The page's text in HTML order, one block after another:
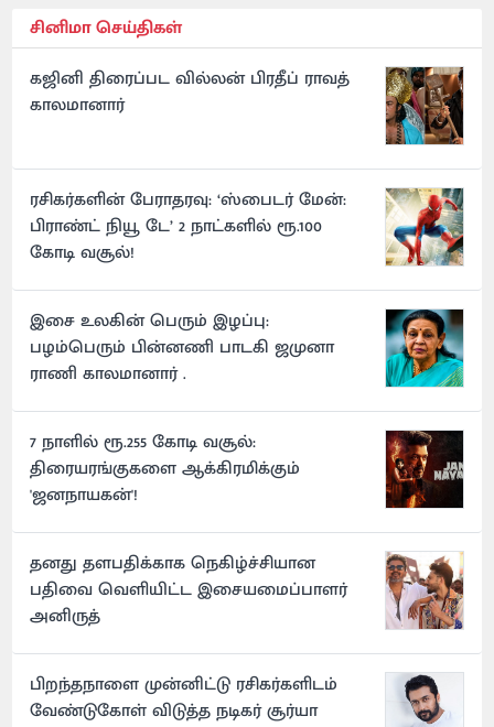
சினிமா செய்திகள்
கஜினி திரைப்பட வில்லன் பிரதீப் ராவத்
காலமானார்
ரசிகர்களின் பேராதரவு: ‘ஸ்பைடர் மேன்:
பிராண்ட் நியூ டே’ 2 நாட்களில் ரூ.100
கோடி வசூல்!
இசை உலகின் பெரும் இழப்பு:
பழம்பெரும் பின்னணி பாடகி ஜமுனா
ராணி காலமானார் .
7 நாளில் ரூ.255 கோடி வசூல்:
திரையரங்குகளை ஆக்கிரமிக்கும்
'ஜனநாயகன்'!
தனது தளபதிக்காக நெகிழ்ச்சியான
பதிவை வெளியிட்ட இசையமைப்பாளர்
அனிருத்
பிறந்தநாளை முன்னிட்டு ரசிகர்களிடம்
வேண்டுகோள் விடுத்த நடிகர் சூர்யா